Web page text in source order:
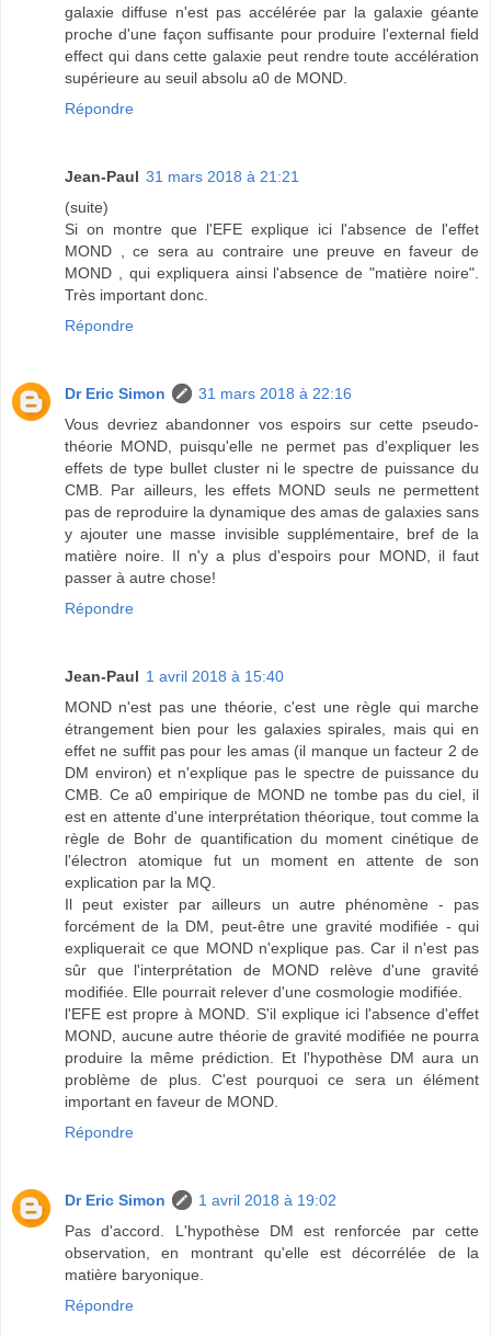
galaxie diffuse n'est pas accélérée par la galaxie géante
proche d'une façon suffisante pour produire l'external field
effect qui dans cette galaxie peut rendre toute accélération
supérieure au seuil absolu a0 de MOND.
Répondre
Jean-Paul 31 mars 2018 à 21:21
(suite)
Si on montre que l'EFE explique ici l'absence de l'effet
MOND , ce sera au contraire une preuve en faveur de
MOND , qui expliquera ainsi l'absence de "matière noire".
Très important donc.
Répondre
Dr Eric Simon
31 mars 2018 à 22:16
Vous devriez abandonner vos espoirs sur cette pseudo-
théorie MOND, puisqu'elle ne permet pas d'expliquer les
effets de type bullet cluster ni le spectre de puissance du
CMB. Par ailleurs, les effets MOND seuls ne permettent
pas de reproduire la dynamique des amas de galaxies sans
y ajouter une masse invisible supplémentaire, bref de la
matière noire. Il n'y a plus d'espoirs pour MOND, il faut
passer à autre chose!
Répondre
Jean-Paul 1 avril 2018 à 15:40
MOND n'est pas une théorie, c'est une règle qui marche
étrangement bien pour les galaxies spirales, mais qui en
effet ne suffit pas pour les amas (il manque un facteur 2 de
DM environ) et n'explique pas le spectre de puissance du
CMB. Ce a0 empirique de MOND ne tombe pas du ciel, il
est en attente d'une interprétation théorique, tout comme la
règle de Bohr de quantification du moment cinétique de
l'électron atomique fut un moment en attente de son
explication par la MQ.
Il peut exister par ailleurs un autre phénomène - pas
forcément de la DM, peut-être une gravité modifiée - qui
expliquerait ce que MOND n'explique pas. Car il n'est pas
sûr que l'interprétation de MOND relève d'une gravité
modifiée. Elle pourrait relever d'une cosmologie modifiée.
l'EFE est propre à MOND. S'il explique ici l'absence d'effet
MOND, aucune autre théorie de gravité modifiée ne pourra
produire la même prédiction. Et l'hypothèse DM aura un
problème de plus. C'est pourquoi ce sera un élément
important en faveur de MOND.
Répondre
Dr Eric Simon
1 avril 2018 à 19:02
Pas d'accord. L'hypothèse DM est renforcée par cette
observation, en montrant qu'elle est décorrélée de la
matière baryonique.
Répondre